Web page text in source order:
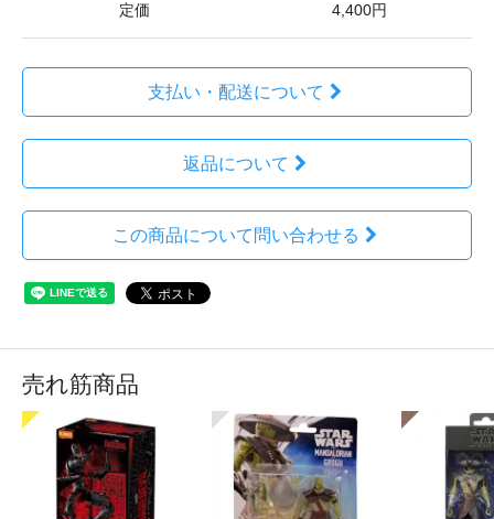
定価 4,400円
支払い・配送について
返品について
この商品について問い合わせる
売れ筋商品